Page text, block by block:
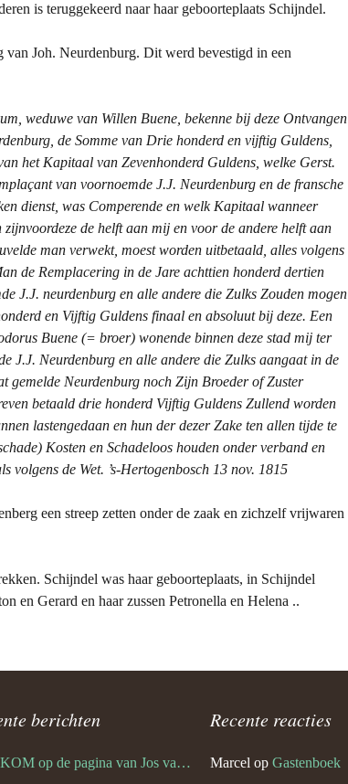
is teruggekeerd naar haar geboorteplaats Schijndel.
Joh. Neurdenburg. Dit werd bevestigd in een
weduwe van Willen Buene, bekenne bij deze Ontvangen
de Somme van Drie honderd en vijftig Guldens,
het Kapitaal van Zevenhonderd Guldens, welke Gerst.
van voornoemde J.J. Neurdenburg en de fransche
dienst, was Comperende en welk Kapitaal wanneer
zijnvoordeze de helft aan mij en voor de andere helft aan
man verwekt, moest worden uitbetaald, alles volgens
de Remplacering in de Jare achttien honderd dertien
J.J. neurdenburg en alle andere die Zulks Zouden mogen
en Vijftig Guldens finaal en absoluut bij deze. Een
Buene (= broer) wonende binnen deze stad mij ter
J.J. Neurdenburg en alle andere die Zulks aangaat in de
gemelde Neurdenburg noch Zijn Broeder of Zuster
betaald drie honderd Vijftig Guldens Zullend worden
lastengedaan en hun der dezer Zake ten allen tijde te
Kosten en Schadeloos houden onder verband en
volgens de Wet. ’s-Hertogenbosch 13 nov. 1815
een streep zetten onder de zaak en zichzelf vrijwaren
Schijndel was haar geboorteplaats, in Schijndel
en Gerard en haar zussen Petronella en Helena ..
berichten
WELKOM op de pagina van Jos van den Bogaert
Recente reacties
Marcel op Gastenboek